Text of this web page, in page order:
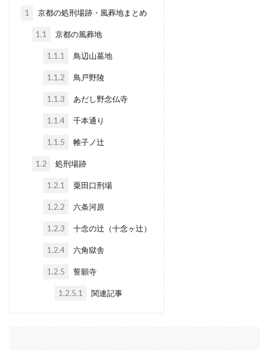
1 京都の処刑場跡・風葬地まとめ
1.1 京都の風葬地
1.1.1 鳥辺山墓地
1.1.2 鳥戸野陵
1.1.3 あだし野念仏寺
1.1.4 千本通り
1.1.5 帷子ノ辻
1.2 処刑場跡
1.2.1 粟田口刑場
1.2.2 六条河原
1.2.3 十念の辻（十念ヶ辻）
1.2.4 六角獄舎
1.2.5 誓願寺
1.2.5.1 関連記事